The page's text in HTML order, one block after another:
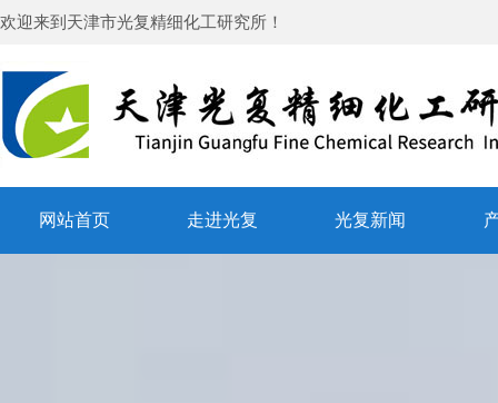
欢迎来到 天津市光复精细化工研究所 ！
网站首页 走进光复 光复新闻